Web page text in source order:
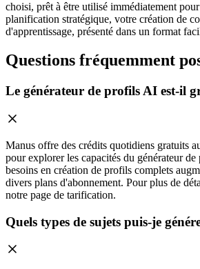
choisi, prêt à être utilisé immédiatement
planification stratégique, votre création de
d'apprentissage, présenté dans un format
Questions fréquemment
Le générateur de profils AI est-il
Manus offre des crédits quotidiens gratuits
pour explorer les capacités du générateur
besoins en création de profils complets
divers plans d'abonnement. Pour plus de
notre page de tarification.
Quels types de sujets puis-je